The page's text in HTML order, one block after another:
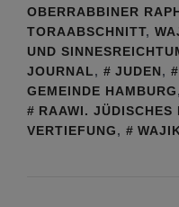
OBERRABBINER
TORAABSCHNITT,
UND
JOURNAL, JUDEN,
GEMEINDE HAMBURG,
RAAWI. JÜDISCHES
VERTIEFUNG,